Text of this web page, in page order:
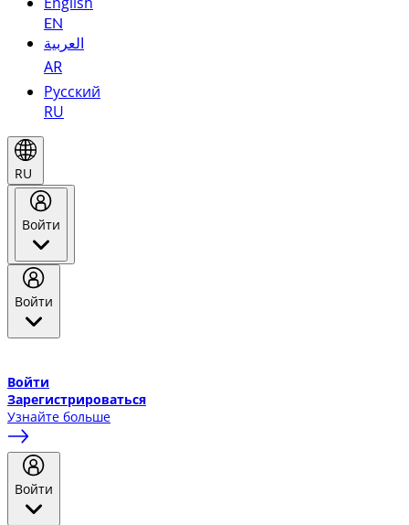
EN
العربية
AR
Русский
RU
RU
Войти
Войти
Войти
Зарегистрироваться
Узнайте больше
Войти